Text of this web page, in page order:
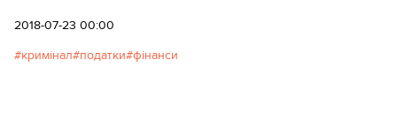
2018-07-23 00:00
кримінал податки фінанси